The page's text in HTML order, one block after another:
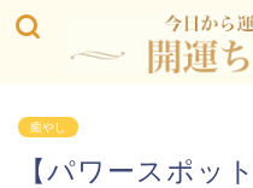
癒やし
【パワースポッ